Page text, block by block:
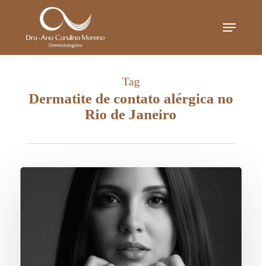
Menu
Tag
Dermatite de contato alérgica no
Rio de Janeiro